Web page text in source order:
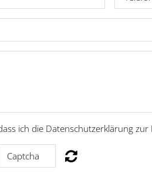
ich die Datenschutzerklärung zur